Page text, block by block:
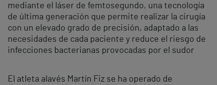
mediante el láser de femtosegundo, una tecnología
de última generación que permite realizar la cirugía
con un elevado grado de precisión, adaptado a las
necesidades de cada paciente y reduce el riesgo de
infecciones bacterianas provocadas por el sudor
El atleta alavés Martín Fiz se ha operado de